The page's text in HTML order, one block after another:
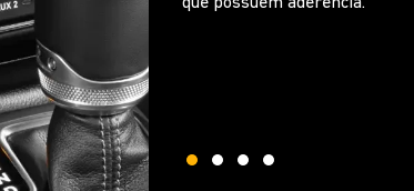
até 30%, deixando o eixo